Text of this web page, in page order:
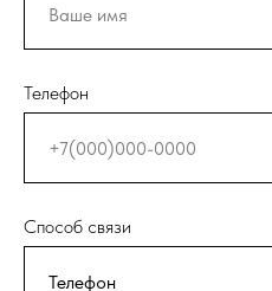
Телефон
Способ связи